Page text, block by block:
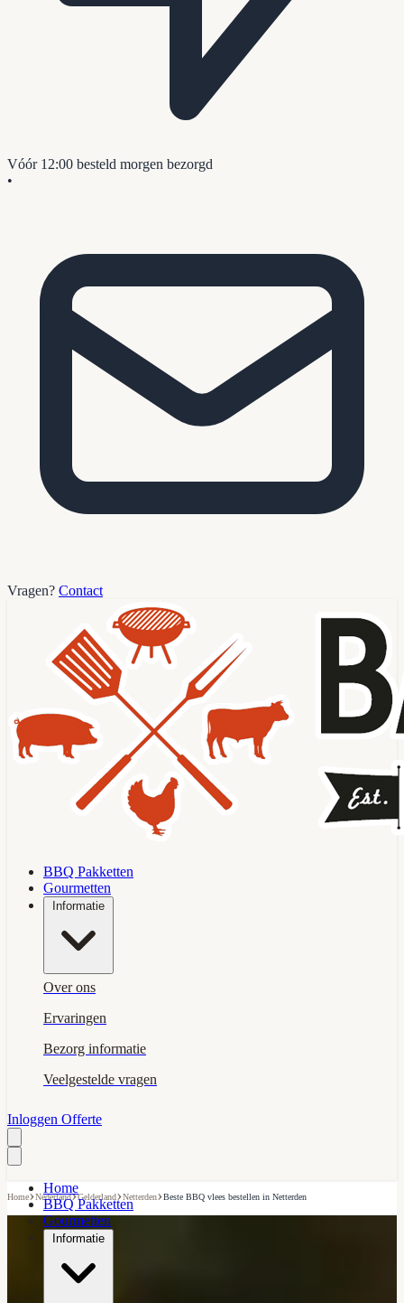
Vóór 12:00 besteld morgen bezorgd
•
Vragen? Contact
BBQ Pakketten
Gourmetten
Informatie
Over ons
Ervaringen
Bezorg informatie
Veelgestelde vragen
Inloggen Offerte
Home
BBQ Pakketten
Gourmetten
Informatie
Home›Nederland›Gelderland›Netterden›Beste BBQ vlees bestellen in Netterden